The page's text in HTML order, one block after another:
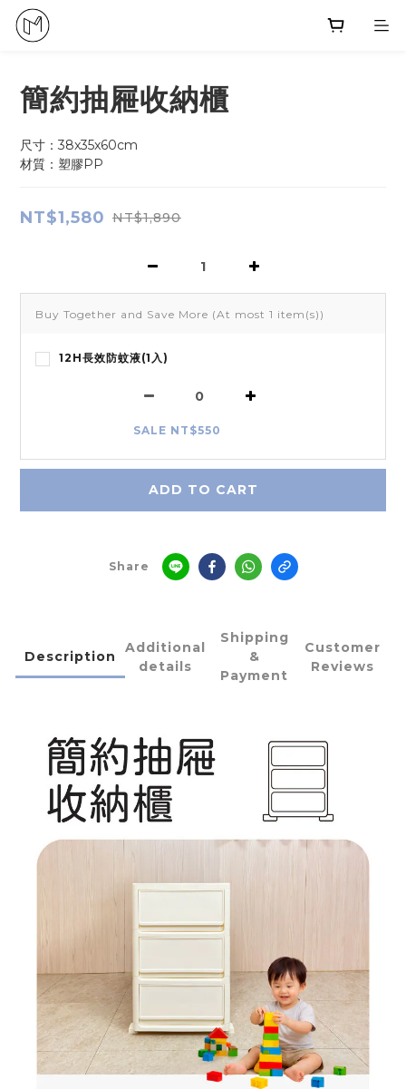
簡約抽屜收納櫃
尺寸：38x35x60cm
材質：塑膠PP
NT$1,580 NT$1,890
Buy Together and Save More (At most 1 item(s))
12H長效防蚊液(1入)
SALE NT$550
ADD TO CART
Share
Description
Additional
details
Shipping
&
Payment
Customer
Reviews